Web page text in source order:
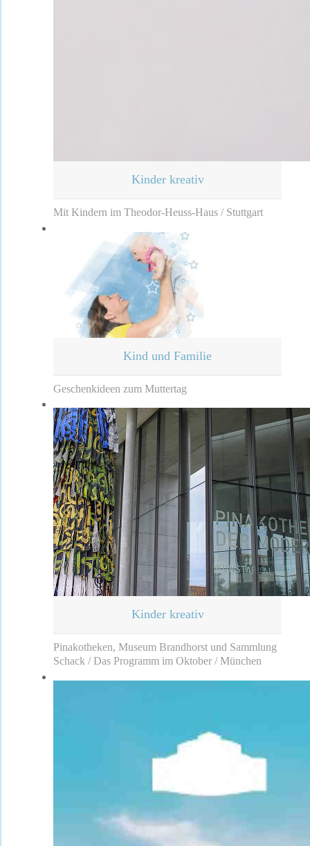
Kinder kreativ
Mit Kindern im Theodor-Heuss-Haus / Stuttgart
Kind und Familie
Geschenkideen zum Muttertag
Kinder kreativ
Pinakotheken, Museum Brandhorst und Sammlung
Schack / Das Programm im Oktober / München